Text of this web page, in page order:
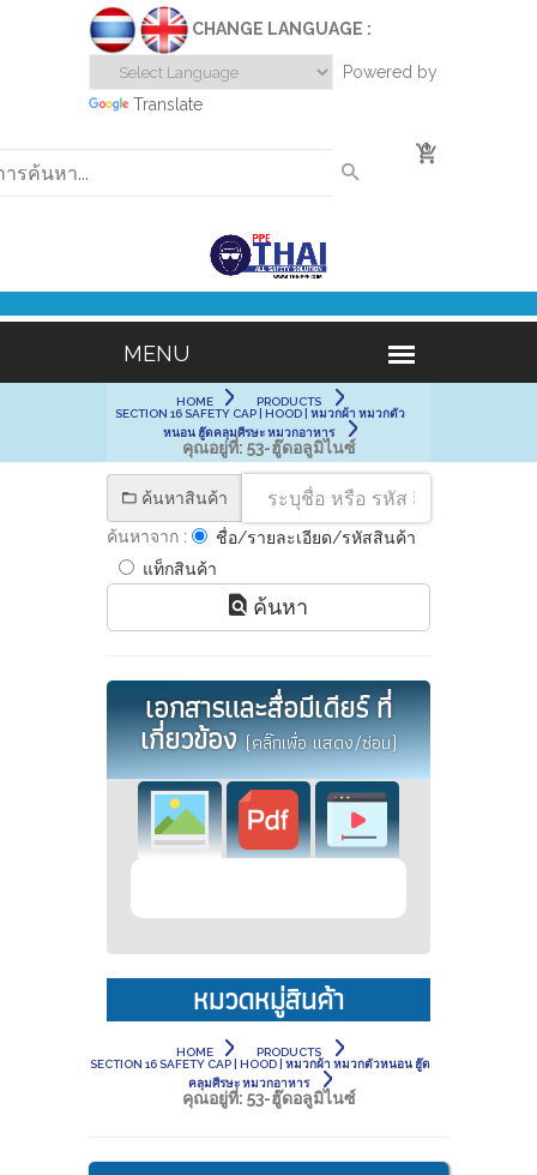
CHANGE LANGUAGE :
Powered by
Translate
0
HOME
PRODUCTS
SECTION 16 SAFETY CAP | HOOD | หมวกผ้า หมวกตัว
หนอน ฮู๊ดคลุมศีรษะ หมวกอาหาร
คุณอยู่ที่: 53-ฮู๊ดอลูมิไนซ์
ค้นหาสินค้า
ค้นหาจาก :
ชื่อ/รายละเอียด/รหัสสินค้า
แท็กสินค้า
ค้นหา
เอกสารและสื่อมีเดียร์ ที่
เกี่ยวข้อง(คลิ๊กเพื่อ แสดง/ซ่อน)
หมวดหมู่สินค้า
HOME
PRODUCTS
SECTION 16 SAFETY CAP | HOOD | หมวกผ้า หมวกตัวหนอน ฮู๊ด
คลุมศีรษะ หมวกอาหาร
คุณอยู่ที่: 53-ฮู๊ดอลูมิไนซ์